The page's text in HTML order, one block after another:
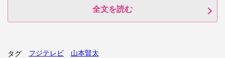
全文を読む
タグ フジテレビ 山本賢太